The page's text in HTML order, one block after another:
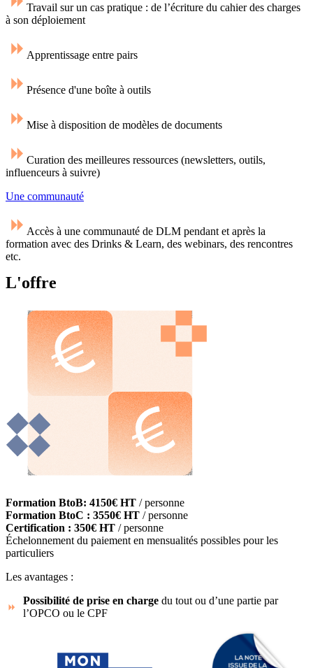
Travail sur un cas pratique : de l’écriture du cahier des charges
à son déploiement
Apprentissage entre pairs
Présence d'une boîte à outils
Mise à disposition de modèles de documents
Curation des meilleures ressources (newsletters, outils,
influenceurs à suivre)
Une communauté
Accès à une communauté de DLM pendant et après la
formation avec des Drinks & Learn, des webinars, des rencontres
etc.
L'offre
Formation BtoB: 4150€ HT / personne
Formation BtoC : 3550€ HT / personne
Certification : 350€ HT / personne
Échelonnement du paiement en mensualités possibles pour les
particuliers
Les avantages :
Possibilité de prise en charge du tout ou d’une partie par
l’OPCO ou le CPF